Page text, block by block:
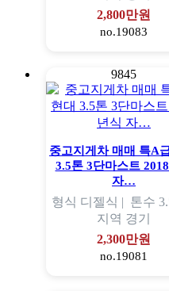
2,800만원
no.19083
9845
중고지게차 매매 특A
3.5톤 3단마스트
자…
형식 디젤식 | 톤수
지역 경기
2,300만원
no.19081